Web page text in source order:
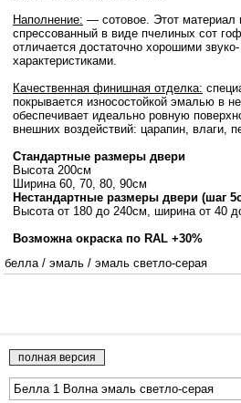
Наполнение: — сотовое. Этот материал
спрессованный в виде пчелиных сот
отличается достаточно хорошими
характеристиками.
Качественная финишная отделка:
покрывается износостойкой эмалью в
обеспечивает идеально ровную
внешних воздействий: царапин, влаги,
Стандартные размеры двери
Высота 200см
Ширина 60, 70, 80, 90см
Нестандартные размеры двери (шаг
Высота от 180 до 240см, ширина от 40
Возможна окраска по RAL +30%
белла/ эмаль / эмаль светло-серая